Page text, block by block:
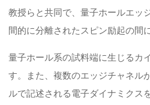
教授らと共同で、量子ホールエッ
間的に分離されたスピン励起の間
量子ホール系の試料端に生じるカ
す。また、複数のエッジチャネル
ルで記述される電子ダイナミクス